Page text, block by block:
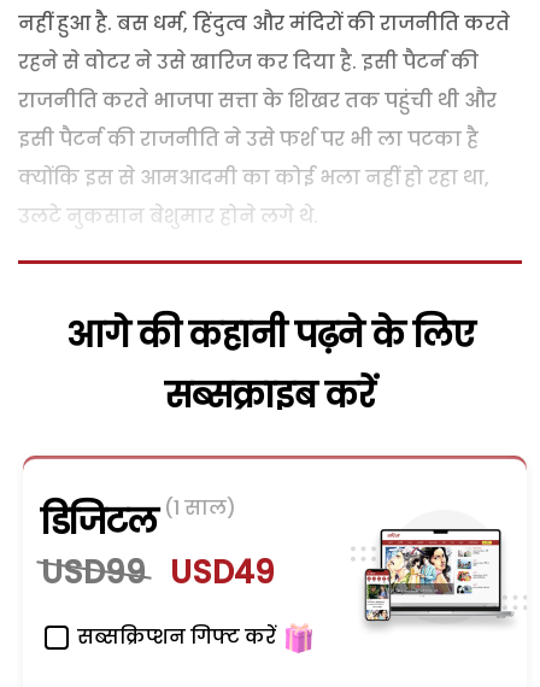
नहीं हुआ है. बस धर्म, हिंदुत्व और मंदिरों की राजनीति करते
रहने से वोटर ने उसे खारिज कर दिया है. इसी पैटर्न की
राजनीति करते भाजपा सत्ता के शिखर तक पहुंची थी और
इसी पैटर्न की राजनीति ने उसे फर्श पर भी ला पटका है
क्योंकि इस से आमआदमी का कोई भला नहीं हो रहा था,
उलटे नुकसान बेशुमार होने लगे थे.
आगे की कहानी पढ़ने के लिए
सब्सक्राइब करें
डिजिटल (1 साल)
USD99 USD49
सब्सक्रिप्शन गिफ्ट करें